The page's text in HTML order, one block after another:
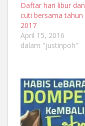
Daftar hari libur dan
cuti bersama tahun
2017
April 15, 2016
dalam "justinpoh"